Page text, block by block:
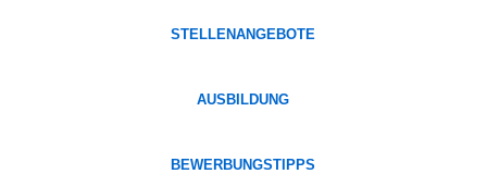
STELLENANGEBOTE
AUSBILDUNG
BEWERBUNGSTIPPS